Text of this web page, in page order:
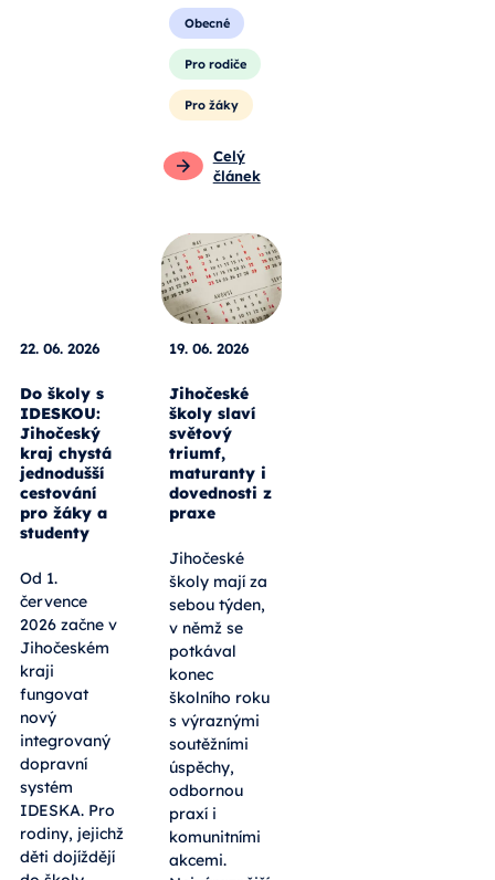
Obecné
Pro rodiče
Pro žáky
Celý
článek
22. 06. 2026
Do školy s
IDESKOU:
Jihočeský
kraj chystá
jednodušší
cestování
pro žáky a
studenty
Od 1.
července
2026 začne v
Jihočeském
kraji
fungovat
nový
integrovaný
dopravní
systém
IDESKA. Pro
rodiny, jejichž
děti dojíždějí
19. 06. 2026
Jihočeské
školy slaví
světový
triumf,
maturanty i
dovednosti z
praxe
Jihočeské
školy mají za
sebou týden,
v němž se
potkával
konec
školního roku
s výraznými
soutěžními
úspěchy,
odbornou
praxí i
komunitními
akcemi.